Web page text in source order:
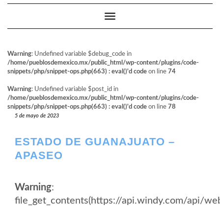
Cambiar modo de navegación
Warning: Undefined variable $debug_code in
/home/pueblosdemexico.mx/public_html/wp-content/plugins/code-
snippets/php/snippet-ops.php(663) : eval()'d code on line 74
Warning: Undefined variable $post_id in
/home/pueblosdemexico.mx/public_html/wp-content/plugins/code-
snippets/php/snippet-ops.php(663) : eval()'d code on line 78
5 de mayo de 2023
ESTADO DE GUANAJUATO –
APASEO
Warning:
file_get_contents(https://api.windy.com/api/